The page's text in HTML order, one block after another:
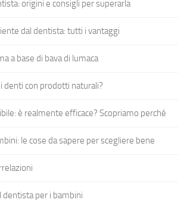
origini e consigli per superarla
dal dentista: tutti i vantaggi
a base di bava di lumaca
denti con prodotti naturali?
è realmente efficace? Scopriamo perché
le cose da sapere per scegliere bene
dentista per i bambini